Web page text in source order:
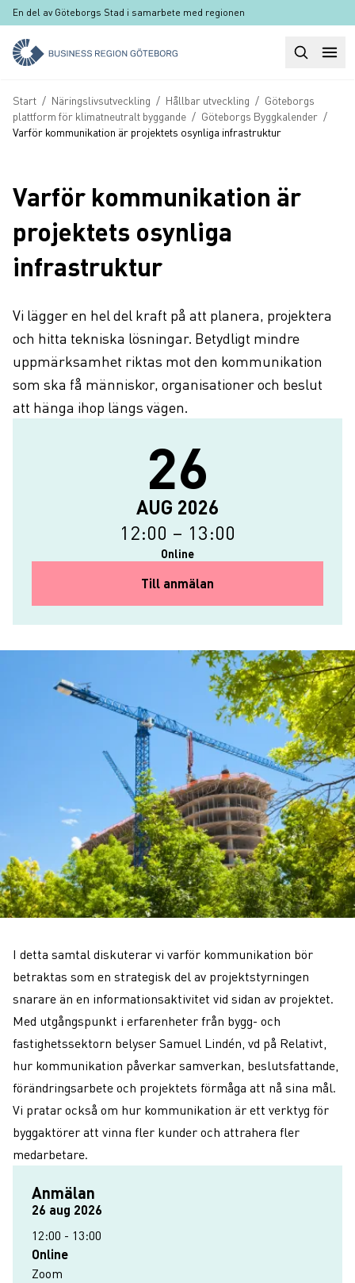
Hoppa till huvudinnehåll
En del av Göteborgs Stad i samarbete med regionen
Sök
Länkstig
Start / Näringslivsutveckling / Hållbar utveckling / Göteborgs
plattform för klimatneutralt byggande / Göteborgs Byggkalender /
Varför kommunikation är projektets osynliga infrastruktur
Varför kommunikation är
projektets osynliga
infrastruktur
Vi lägger en hel del kraft på att planera, projektera
och hitta tekniska lösningar. Betydligt mindre
uppmärksamhet riktas mot den kommunikation
som ska få människor, organisationer och beslut
att hänga ihop längs vägen.
Evenemanget börjar: 26 augusti
The event ends on: 26 augusti
26
AUG 2026
12:00 – 13:00
Online
Till anmälan
I detta samtal diskuterar vi varför kommunikation bör
betraktas som en strategisk del av projektstyrningen
snarare än en informationsaktivitet vid sidan av projektet.
Med utgångspunkt i erfarenheter från bygg- och
fastighetssektorn belyser Samuel Lindén, vd på Relativt,
hur kommunikation påverkar samverkan, beslutsfattande,
förändringsarbete och projektets förmåga att nå sina mål.
Vi pratar också om hur kommunikation är ett verktyg för
byggaktörer att vinna fler kunder och attrahera fler
medarbetare.
Anmälan
Datum
Evenemanget börjar
26 aug 2026
12:00 - 13:00
Plats
Online
Adress
Zoom